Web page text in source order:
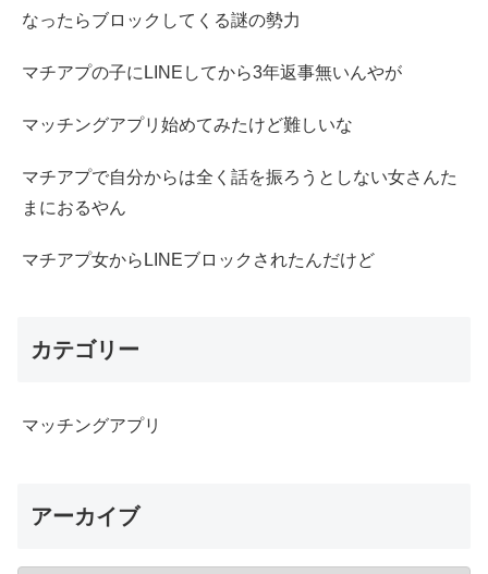
なったらブロックしてくる謎の勢力
マチアプの子にLINEしてから3年返事無いんやが
マッチングアプリ始めてみたけど難しいな
マチアプで自分からは全く話を振ろうとしない女さんた
まにおるやん
マチアプ女からLINEブロックされたんだけど
カテゴリー
マッチングアプリ
アーカイブ